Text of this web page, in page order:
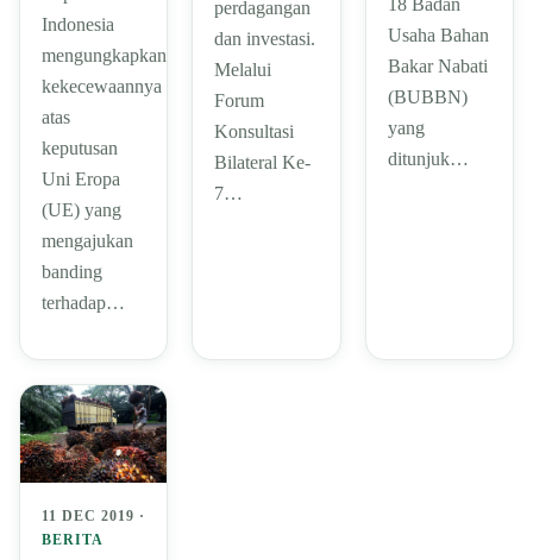
Indonesia
mengungkapkan
kekecewaannya
atas
keputusan
Uni Eropa
(UE) yang
mengajukan
banding
terhadap…
perdagangan
dan investasi.
Melalui
Forum
Konsultasi
Bilateral Ke-
7…
18 Badan
Usaha Bahan
Bakar Nabati
(BUBBN)
yang
ditunjuk…
11 DEC 2019 ·
BERITA